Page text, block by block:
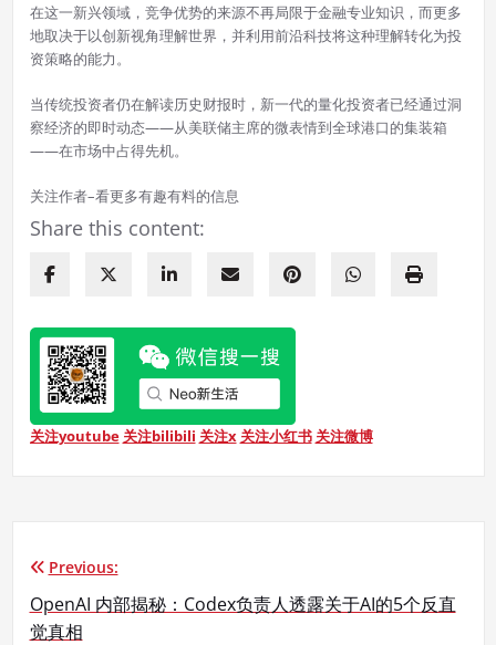
在这一新兴领域，竞争优势的来源不再局限于金融专业知识，而更多
地取决于以创新视角理解世界，并利用前沿科技将这种理解转化为投
资策略的能力。
当传统投资者仍在解读历史财报时，新一代的量化投资者已经通过洞
察经济的即时动态——从美联储主席的微表情到全球港口的集装箱
——在市场中占得先机。
关注作者–看更多有趣有料的信息
Share this content:
关注youtube 关注bilibili 关注x 关注小红书 关注微博
文
章
Previous:
OpenAI 内部揭秘：Codex负责人透露关于AI的5个反直
觉真相